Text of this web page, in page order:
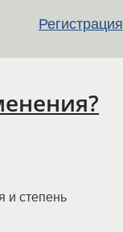
Регистрация
и степень